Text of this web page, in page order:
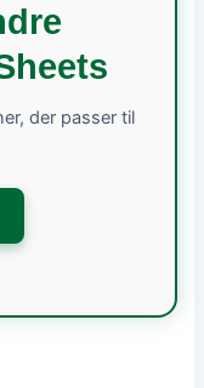
der passer til